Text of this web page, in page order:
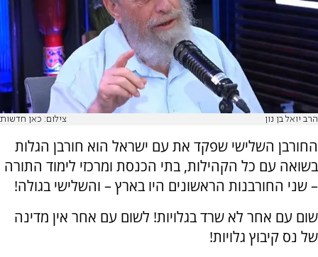
הרב יואל בן נון צילום: כאן חדשות
החורבן השלישי שפקד את עם ישראל הוא חורבן הגלות
בשואה עם כל הקהילות, בתי הכנסת ומרכזי לימוד התורה
– שני החורבנות הראשונים היו בארץ – והשלישי בגולה!
שום עם אחר לא שרד בגלויות! לשום עם אחר אין מדינה
של נס קיבוץ גלויות!